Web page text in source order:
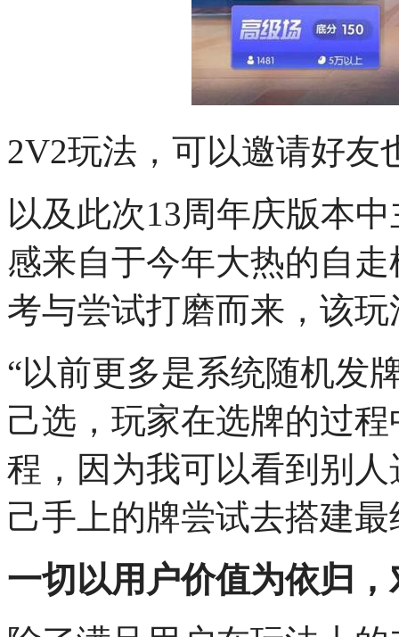
2V2玩法，可以邀请好友
以及此次13周年庆版本
感来自于今年大热的自
考与尝试打磨而来，该
“以前更多是系统随机发
己选，玩家在选牌的过
程，因为我可以看到别
己手上的牌尝试去搭建
一切以用户价值为依归